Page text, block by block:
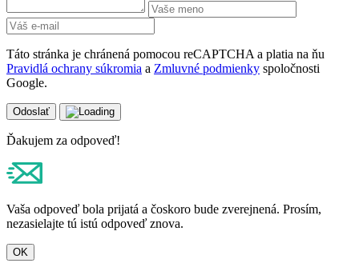
Táto stránka je chránená pomocou reCAPTCHA a platia na ňu
Pravidlá ochrany súkromia a Zmluvné podmienky spoločnosti
Google.
Odoslať
Ďakujem za odpoveď!
Vaša odpoveď bola prijatá a čoskoro bude zverejnená. Prosím,
nezasielajte tú istú odpoveď znova.
OK